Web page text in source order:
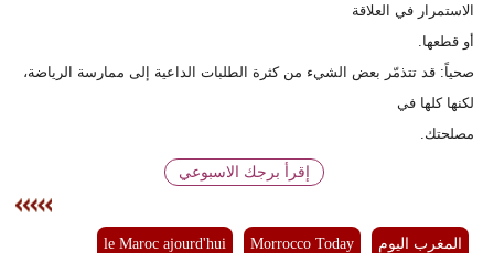
علوم
مدوَّنات
الاستمرار في العلاقة
أو قطعها.
صحياً: قد تتذمّر بعض الشيء من كثرة الطلبات الداعية إلى ممارسة الرياضة،
لكنها كلها في
مصلحتك.
إقرأ برجك الاسبوعي
المغرب اليوم Morrocco Today
le Maroc ajourd'hui